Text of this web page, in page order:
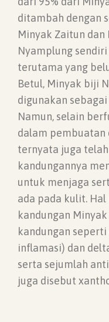
ditambah dengan
Minyak Zaitun dan
Nyamplung
terutama yang
Betul, Minyak biji
digunakan
Namun, selain
dalam pembuatan
ternyata juga
kandungannya
untuk menjaga
ada pada kulit.
kandungan
kandungan
inflamasi) dan
serta sejumlah
juga disebut